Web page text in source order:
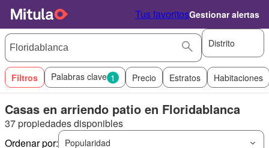
Tus favoritosGestionar alertas
Distrito
Filtros Palabras clave 1 Precio Estratos Habitaciones
Casas en arriendo patio en Floridablanca
37 propiedades disponibles
Ordenar por:
Popularidad